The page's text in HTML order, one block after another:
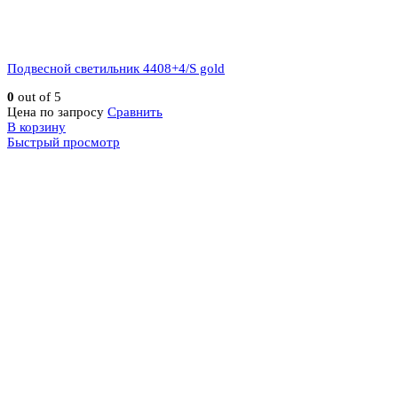
Подвесной светильник 4408+4/S gold
0 out of 5
Цена по запросу Сравнить
В корзину
Быстрый просмотр